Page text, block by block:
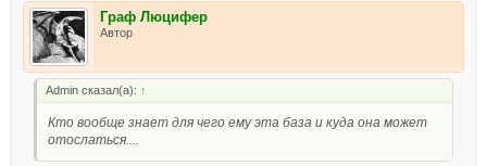
Граф Люцифер
Автор
Admin сказал(а): ↑
Кто вообще знает для чего ему эта база и куда она может
отослаться....